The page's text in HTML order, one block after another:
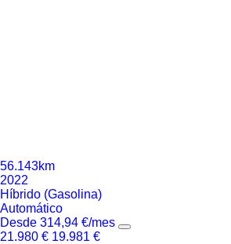
56.143km
2022
Híbrido (Gasolina)
Automático
Desde 314,94 €/mes
21.980 € 19.981 €